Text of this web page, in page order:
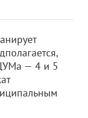
— 4 и 5